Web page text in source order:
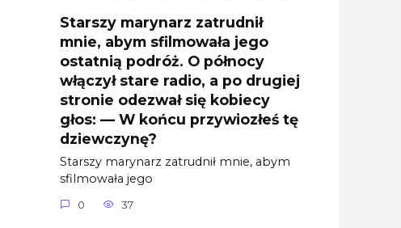
Starszy marynarz zatrudnił
mnie, abym sfilmowała jego
ostatnią podróż. O północy
włączył stare radio, a po drugiej
stronie odezwał się kobiecy
głos: — W końcu przywiozłeś tę
dziewczynę?
Starszy marynarz zatrudnił mnie, abym
sfilmowała jego
0 37